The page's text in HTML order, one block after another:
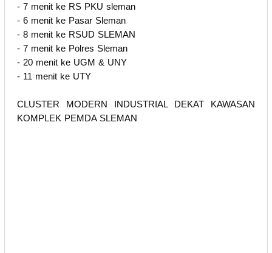
- 7 menit ke RS PKU sleman
- 6 menit ke Pasar Sleman
- 8 menit ke RSUD SLEMAN
- 7 menit ke Polres Sleman
- 20 menit ke UGM & UNY
- 11 menit ke UTY
CLUSTER MODERN INDUSTRIAL DEKAT KAWASAN
KOMPLEK PEMDA SLEMAN